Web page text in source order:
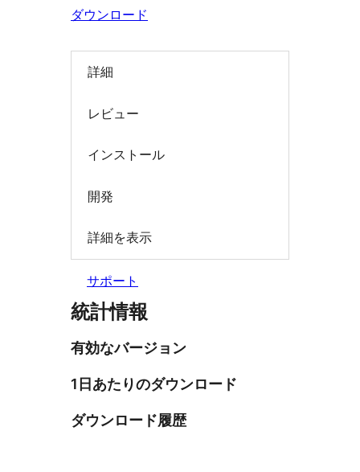
ダウンロード
詳細
レビュー
インストール
開発
詳細を表示
サポート
統計情報
有効なバージョン
1日あたりのダウンロード
ダウンロード履歴